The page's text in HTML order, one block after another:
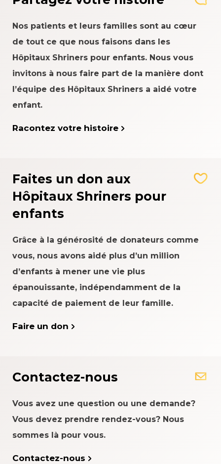
Nos patients et leurs familles sont au cœur
de tout ce que nous faisons dans les
Hôpitaux Shriners pour enfants. Nous vous
invitons à nous faire part de la manière dont
l’équipe des Hôpitaux Shriners a aidé votre
enfant.
Racontez votre histoire
Faites un don aux
Hôpitaux Shriners pour
enfants
Grâce à la générosité de donateurs comme
vous, nous avons aidé plus d’un million
d’enfants à mener une vie plus
épanouissante, indépendamment de la
capacité de paiement de leur famille.
Faire un don
Contactez-nous
Vous avez une question ou une demande?
Vous devez prendre rendez-vous? Nous
sommes là pour vous.
Contactez-nous